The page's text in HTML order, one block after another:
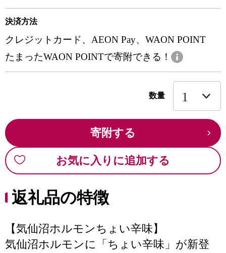
決済方法
クレジットカード、AEON Pay、WAON POINT
たまったWAON POINTで寄附できる！
数量
寄附する
お気に入りに追加する
返礼品の特徴
【気仙沼ホルモンちょい辛味】
気仙沼ホルモンに「ちょい辛味」が新登